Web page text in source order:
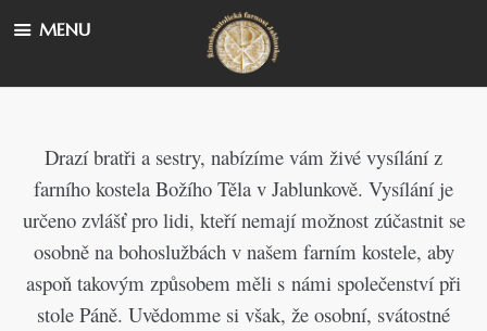
Drazí bratři a sestry, nabízíme vám živé vysílání z
farního kostela Božího Těla v Jablunkově. Vysílání je
určeno zvlášť pro lidi, kteří nemají možnost zúčastnit se
osobně na bohoslužbách v našem farním kostele, aby
aspoň takovým způsobem měli s námi společenství při
stole Páně. Uvědomme si však, že osobní, svátostné
MENU